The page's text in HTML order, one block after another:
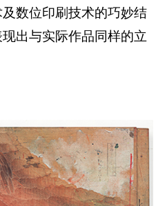
数位印刷技术的巧妙结
出与实际作品同样的立